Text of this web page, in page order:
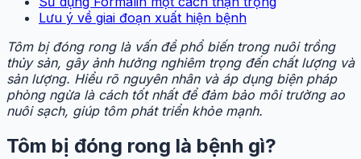
Lưu ý về giai đoạn xuất hiện bệnh
Tôm bị đóng rong là vấn đề phổ biến trong nuôi trồng
thủy sản, gây ảnh hưởng nghiêm trọng đến chất lượng và
sản lượng. Hiểu rõ nguyên nhân và áp dụng biện pháp
phòng ngừa là cách tốt nhất để đảm bảo môi trường ao
nuôi sạch, giúp tôm phát triển khỏe mạnh.
Tôm bị đóng rong là bệnh gì?